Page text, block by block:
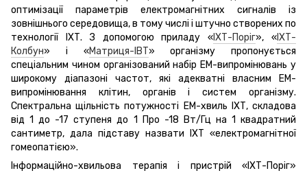
оптимізації параметрів електромагнітних сигналів із
зовнішнього середовища, в тому числі і штучно створених по
технології ІХТ. З допомогою приладу «ІХТ-Поріг», «ІХТ-
Колбун» і «Матриця-ІВТ» організму пропонується
спеціальним чином організований набір ЕМ-випромінювань у
широкому діапазоні частот, які адекватні власним ЕМ-
випромінювання клітин, органів і систем організму.
Спектральна щільність потужності ЕМ-хвиль ІХТ, складова
від 1 до -17 ступеня до 1 Про -18 Вт/Гц на 1 квадратний
сантиметр, дала підставу назвати ІХТ «електромагнітної
гомеопатією».
Інформаційно-хвильова терапія і пристрій «ІХТ-Поріг»